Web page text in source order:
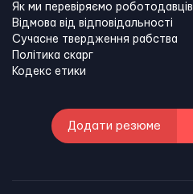
Як ми перевіряємо роботодавців
Відмова від відповідальності
Сучасне твердження рабства
Політика скарг
Кодекс етики
Додати резюме